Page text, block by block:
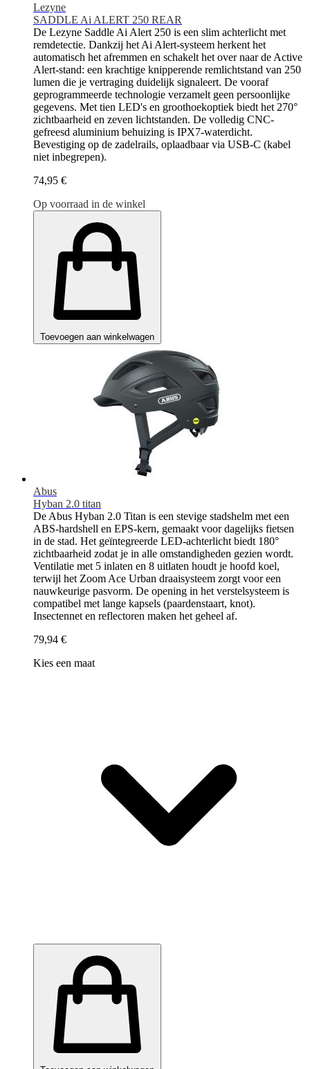
Lezyne
SADDLE Ai ALERT 250 REAR
De Lezyne Saddle Ai Alert 250 is een slim achterlicht met
remdetectie. Dankzij het Ai Alert-systeem herkent het
automatisch het afremmen en schakelt het over naar de Active
Alert-stand: een krachtige knipperende remlichtstand van 250
lumen die je vertraging duidelijk signaleert. De vooraf
geprogrammeerde technologie verzamelt geen persoonlijke
gegevens. Met tien LED's en groothoekoptiek biedt het 270°
zichtbaarheid en zeven lichtstanden. De volledig CNC-
gefreesd aluminium behuizing is IPX7-waterdicht.
Bevestiging op de zadelrails, oplaadbaar via USB-C (kabel
niet inbegrepen).
74,95 €
Op voorraad in de winkel
Toevoegen aan winkelwagen
Abus
Hyban 2.0 titan
De Abus Hyban 2.0 Titan is een stevige stadshelm met een
ABS-hardshell en EPS-kern, gemaakt voor dagelijks fietsen
in de stad. Het geïntegreerde LED-achterlicht biedt 180°
zichtbaarheid zodat je in alle omstandigheden gezien wordt.
Ventilatie met 5 inlaten en 8 uitlaten houdt je hoofd koel,
terwijl het Zoom Ace Urban draaisysteem zorgt voor een
nauwkeurige pasvorm. De opening in het verstelsysteem is
compatibel met lange kapsels (paardenstaart, knot).
Insectennet en reflectoren maken het geheel af.
79,94 €
Kies een maat